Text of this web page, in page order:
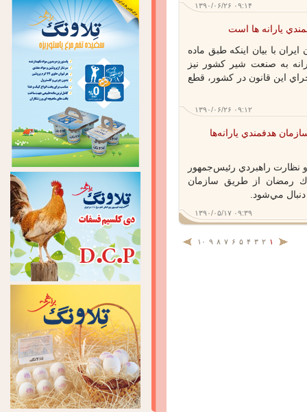
۱۳۹۰/۰۶/۲۶ ۰۹:۱۴
يارانه ها است
با بيان اينكه طبق ماده
به صنعت شير كشور نيز
اين قانون در كشور، قطع
۱۳۹۰/۰۶/۲۶ ۰۹:۱۲
هدفمندي يارانه‌ها
راهبردي رئيس‌جمهور
رمضان از طريق سازمان
مي‌شود.
۱۳۹۰/۰۵/۱۷ ۰۹:۳۹
۱ ۲ ۳ ۴ ۵ ۶ ۷ ۸ ۹ ۱۰